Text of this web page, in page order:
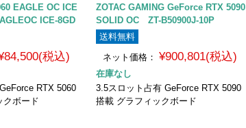
EAGLE OC ICE
ICE-8GD
税込)
RTX 5060
ボード
ZOTAC GAMING GeForce RTX 5090
SOLID OC ZT-B50900J-10P
送料無料
ネット価格： ¥900,801(税込)
在庫なし
3.5スロット占有 GeForce RTX 5090
搭載 グラフィックボード